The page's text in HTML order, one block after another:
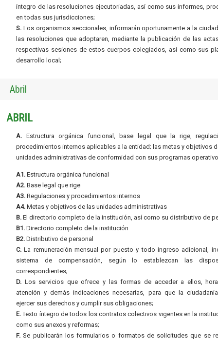
íntegro de las resoluciones ejecutoriadas, así como sus informes,
en todas sus jurisdicciones;
S. Los organismos seccionales, informarán oportunamente a la
las resoluciones que adoptaren, mediante la publicación de las
respectivas sesiones de estos cuerpos colegiados, así como sus
desarrollo local;
Abril
ABRIL
A. Estructura orgánica funcional, base legal que la rige,
procedimientos internos aplicables a la entidad; las metas y objetivos
unidades administrativas de conformidad con sus programas
A1. Estructura orgánica funcional
A2. Base legal que rige
A3. Regulaciones y procedimientos internos
A4. Metas y objetivos de las unidades administrativas
B. El directorio completo de la institución, así como su distributivo de
B1. Directorio completo de la institución
B2. Distributivo de personal
C. La remuneración mensual por puesto y todo ingreso adicional,
sistema de compensación, según lo establezcan las
correspondientes;
D. Los servicios que ofrece y las formas de acceder a ellos,
atención y demás indicaciones necesarias, para que la
ejercer sus derechos y cumplir sus obligaciones;
E.Texto íntegro de todos los contratos colectivos vigentes en la
como sus anexos y reformas;
F. Se publicarán los formularios o formatos de solicitudes que se